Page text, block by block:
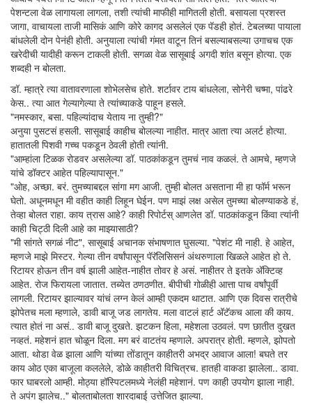
पेशन्टला वेळ लागायला लागला, तशी त्यांची माफीही मागितली होती. बसायला प्रशस्त
जागा, वाचायला ताजी मासिकं आणि कोरे कागद असलेलं एक पॅडही होतं. टेबलच्या पायाला
बांधलेली दोन पेनंही होती. अनुयाला त्यांची गंमत वाटून तिनं बसल्याबसल्या उगाचच एक
खरेदीची यादीही करून टाकली होती. सगळा वेळ सासूबाई अगदी शांत बसून होत्या. एक
शब्दही न बोलता.
डॉ. म्हात्रे त्या वातावरणाला शोभेलसेच होते. शर्टावर टाय बांधलेला, सोनेरी चष्मा, पांढरे
केस.. त्या आत गेल्यागेल्या ते त्यांच्याकडे पाहून हसले.
"नमस्कार, बसा. पहिल्यांदाच येताय ना तुम्ही?"
अनुया पुसटसं हसली. सासूबाई काहीच बोलल्या नाहीत. मात्र आता त्या अलर्ट होत्या.
हातातली पिशवी गच्च पकडून ठेवली होती त्यांनी.
"आम्हांला टिळक रोडवर असलेल्या डॉ. पाठकांकडून तुमचं नाव कळलं. ते आमचे, म्हणजे
यांचे डॉक्टर आहेत पहिल्यापासून."
"ओह, अच्छा. बरं. तुमच्याबद्दल सांगा मग आजी. तुम्ही बोलत असताना मी हा फॉर्म भरून
घेतो. अधूनमधून मी वहीत काही लिहून घेईन. पण माझं लक्ष असेल तुमच्या बोलण्याकडे हं,
तेव्हा बोलत राहा. काय त्रास आहे? काही रिपोर्टस् आणलेत डॉ. पाठकांकडून किंवा त्यांनी
काही चिट्ठी दिली आहे का माझ्यासाठी?
"मी सांगते सगळं नीट", सासूबाई अचानक संभाषणात घुसल्या. "पेशंट मी नाही. हे आहेत,
म्हणजे माझे मिस्टर. गेल्या तीन वर्षांपासून पॅरॅलिसिसनं अंथरुणाला खिळले आहेत हो ते.
रिटायर होऊन तीन वर्ष झाली आहेत-नाहीत तोवर हे असं. नाहीतर ते इतके अ‍ॅक्टिव्ह
आहेत. रोज फिरायला जातात. तब्येत ठणठणीत. बीपीची गोळीही आत्ता पाच वर्षांपूर्वी
लागली. रिटायर झाल्यावर यांचं लग्न केलं आम्ही एकदम थाटात. आणि एक दिवस रात्रीचे
झोपेतच मला म्हणाले, डावी बाजू जड लागतेय. मला वाटलं हार्ट अ‍ॅटॅकच आला की काय.
त्यात होतं ना असं.. डावी बाजू दुखते. झटकन हिला, महेशला उठवलं. पण छातीत दुखत
नव्हतं. महेशनं हात चोळून दिला. मग बरं वाटतंय म्हणाले. अपरात्र होती. म्हणले, झोपतो
आता. थोडा वेळ झाला आणि यांच्या तोंडातून काहीतरी अभद्र आवाज आला! बघते तर
काय ओठ एका बाजूला कललेले, डोळे काहीतरी विचित्रच. हातही वाकडा झालेला.. डावा.
फार घाबरलो आम्ही. मोठ्या हॉस्पिटलमध्ये नेलंही महेशानं. पण काही उपयोग झाला नाही.
ते अपंग झालेच.." बोलताबोलता शारदाबाई उत्तेजित झाल्या.